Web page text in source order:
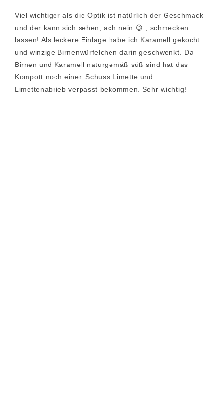
Viel wichtiger als die Optik ist natürlich der Geschmack
und der kann sich sehen, ach nein 😉 , schmecken
lassen! Als leckere Einlage habe ich Karamell gekocht
und winzige Birnenwürfelchen darin geschwenkt. Da
Birnen und Karamell naturgemäß süß sind hat das
Kompott noch einen Schuss Limette und
Limettenabrieb verpasst bekommen. Sehr wichtig!